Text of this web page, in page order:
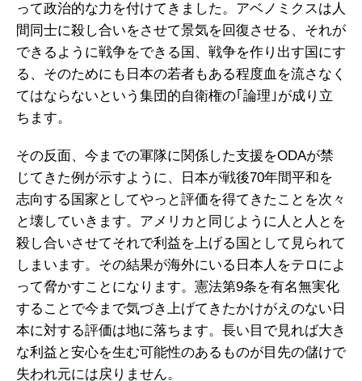
って政治的な力を付けてきました。アベノミクスは人
間同士に殺し合いをさせて景気を回復させる、それが
できるように戦争をできる国、戦争を作り出す国にす
る、そのためにも日本の若者もある程度血を流さなく
てはならないという集団的自衛権の｢論理｣が成り立
ちます。
その反面、今までの軍隊に関係した支援をODAが禁
じてきた例が示すように、日本が戦後70年間平和を
志向する国家としてやっと評価を得てきたことを次々
と壊していきます。アメリカと同じように人と人とを
殺し合いさせてそれで利益を上げる国として見られて
しまいます。その結果が海外にいる日本人をテロによ
って脅かすことになります。憲法第9条を有名無実化
することで今まで気づき上げてきたかけがえのない日
本に対する評価は地に落ちます。長い目で見れば大き
な利益と安心を生む可能性のあるものが目先の儲けで
失われ元には戻りません。